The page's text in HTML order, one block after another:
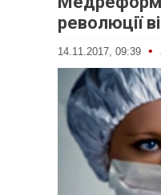
революції
14.11.2017, 09:39 •